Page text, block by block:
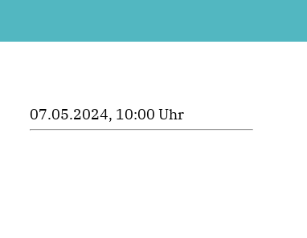
07.05.2024, 10:00 Uhr